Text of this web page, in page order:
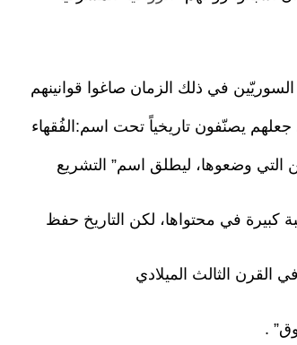
في ذلك الزمان صاغوا قوانينهم
جعلهم يصنّفون تاريخياً تحت اسم:الفُقهاء
التي وضعوها، ليطلق اسم” التشريع
كبيرة في محتواها، لكن التاريخ حفظ
القرن الثالث الميلادي
.